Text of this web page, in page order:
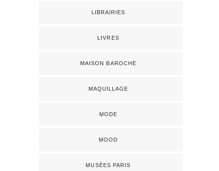
LIBRAIRIES
LIVRES
MAISON BAROCHE
MAQUILLAGE
MODE
MOOD
MUSÉES PARIS